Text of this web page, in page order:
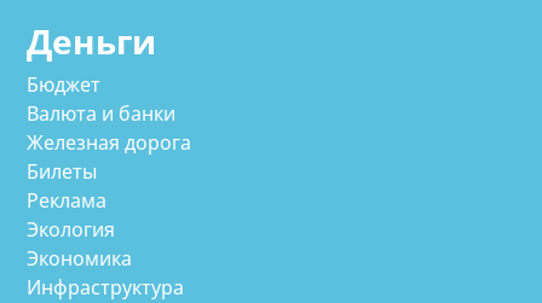
Деньги
Бюджет
Валюта и банки
Железная дорога
Билеты
Реклама
Экология
Экономика
Инфраструктура